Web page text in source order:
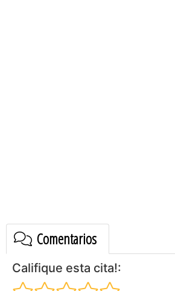
Comentarios
Califique esta cita!: